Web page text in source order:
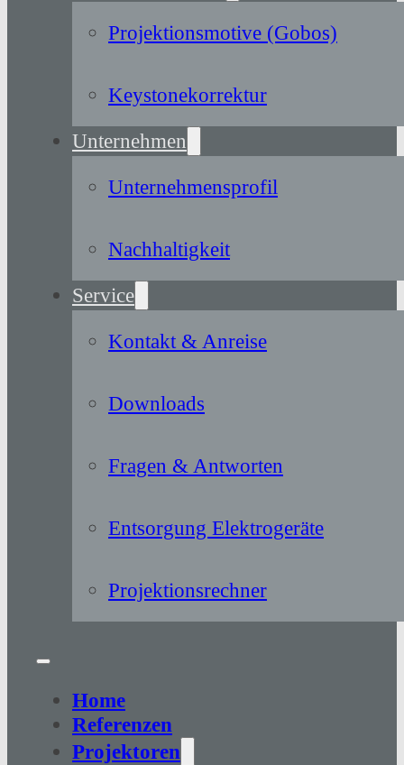
Projektionsmotive (Gobos)
Keystonekorrektur
Unternehmen
Unternehmensprofil
Nachhaltigkeit
Service
Kontakt & Anreise
Downloads
Fragen & Antworten
Entsorgung Elektrogeräte
Projektionsrechner
Home
Referenzen
Projektoren